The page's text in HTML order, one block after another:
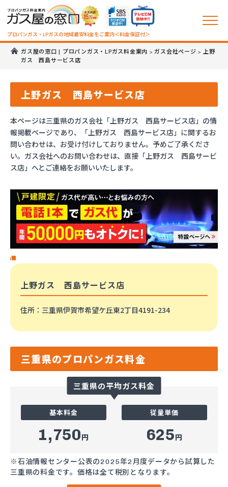
プロパンガス・LPガスの地域最安料金をご案内＜料金保証付＞
ガス屋の窓口 | プロパンガス・LPガス料金案内 >ガス会社ページ > 上野
ガス 西島サービス店
上野ガス 西島サービス店
本ページは三重県のガス会社「上野ガス 西島サービス店」の情
報掲載ページであり、「上野ガス 西島サービス店」に関するお
問い合わせは、お受け付けしておりません。予めご了承くださ
い。ガス会社へのお問い合わせは、直接「上野ガス 西島サービ
ス店」へとご連絡をお願いいたします。
上野ガス 西島サービス店
住所 ：三重県伊賀市希望ケ丘東2丁目4191-234
三重県のプロパンガス料金
三重県の平均ガス料金
基本料金
1,750円
従量単価
625円
※石油情報センター公表の2025年2月度データから試算した
三重県の料金です。価格は全て税別となります。